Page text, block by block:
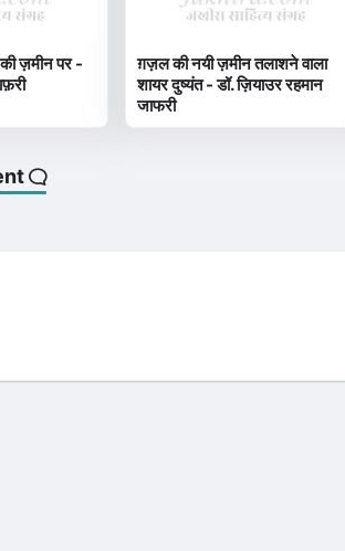
की ज़मीन पर -
ग़ज़ल की नयी ज़मीन तलाशने वाला
शायर दुष्यंत - डॉ. ज़ियाउर रहमान
जाफरी